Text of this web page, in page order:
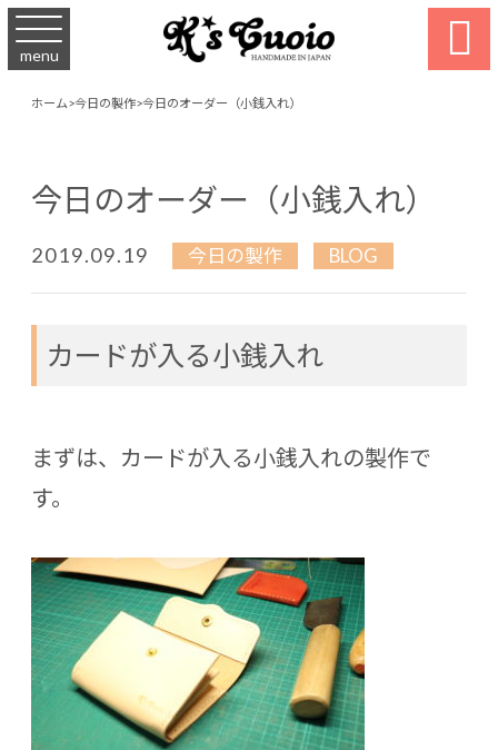
menu 
ホーム>今日の製作>今日のオーダー（小銭入れ）
今日のオーダー（小銭入れ）
2019.09.19 今日の製作 BLOG
カードが入る小銭入れ
まずは、カードが入る小銭入れの製作で
す。